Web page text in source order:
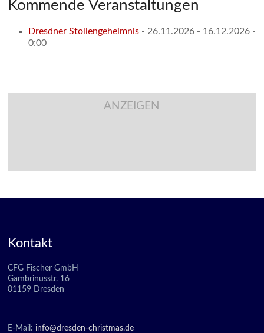
Kommende Veranstaltungen
Dresdner Stollengeheimnis - 26.11.2026 - 16.12.2026 -
0:00
ANZEIGEN
Kontakt
CFG Fischer GmbH
Gambrinusstr. 16
01159 Dresden
E-Mail: info@dresden-christmas.de